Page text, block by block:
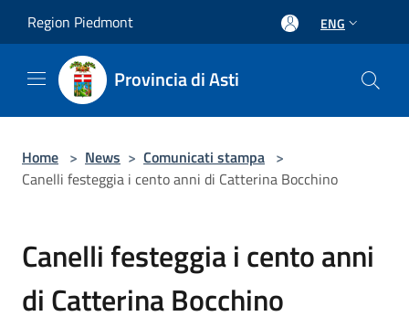
Region Piedmont ENG
Provincia di Asti
Home > News > Comunicati stampa >
Canelli festeggia i cento anni di Catterina Bocchino
Canelli festeggia i cento anni
di Catterina Bocchino